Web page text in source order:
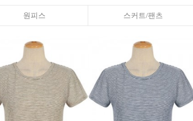
원피스 스커트/팬츠